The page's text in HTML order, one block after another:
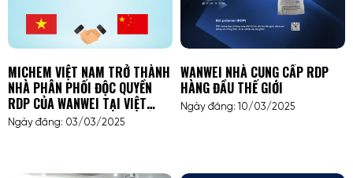
MICHEM VIỆT NAM TRỞ THÀNH
NHÀ PHÂN PHỐI ĐỘC QUYỀN
RDP CỦA WANWEI TẠI VIỆT
NAMMICHEM VIỆT NAM TRỞ
Ngày đăng: 03/03/2025
WANWEI NHÀ CUNG CẤP RDP
HÀNG ĐẦU THẾ GIỚI
Ngày đăng: 10/03/2025